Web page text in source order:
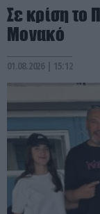
Σε κρίση το
Μονακό
01.08.2026 | 15:12